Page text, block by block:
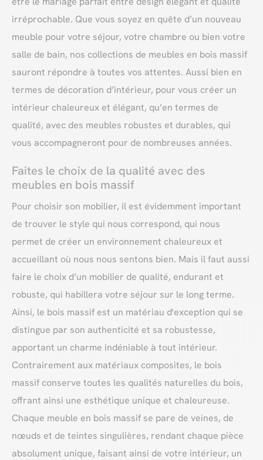
irréprochable. Que vous soyez en quête d’un nouveau
meuble pour votre séjour, votre chambre ou bien votre
salle de bain, nos collections de meubles en bois massif
sauront répondre à toutes vos attentes. Aussi bien en
termes de décoration d’intérieur, pour vous créer un
intérieur chaleureux et élégant, qu’en termes de
qualité, avec des meubles robustes et durables, qui
vous accompagneront pour de nombreuses années.
Faites le choix de la qualité avec des
meubles en bois massif
Pour choisir son mobilier, il est évidemment important
de trouver le style qui nous correspond, qui nous
permet de créer un environnement chaleureux et
accueillant où nous nous sentons bien. Mais il faut aussi
faire le choix d’un mobilier de qualité, endurant et
robuste, qui habillera votre séjour sur le long terme.
Ainsi, le bois massif est un matériau d'exception qui se
distingue par son authenticité et sa robustesse,
apportant un charme indéniable à tout intérieur.
Contrairement aux matériaux composites, le bois
massif conserve toutes les qualités naturelles du bois,
offrant ainsi une esthétique unique et chaleureuse.
Chaque meuble en bois massif se pare de veines, de
nœuds et de teintes singulières, rendant chaque pièce
absolument unique, faisant ainsi de votre intérieur, un